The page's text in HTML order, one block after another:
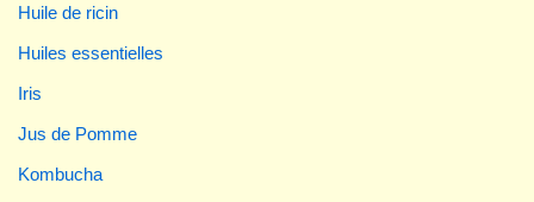
Huile de ricin
Huiles essentielles
Iris
Jus de Pomme
Kombucha